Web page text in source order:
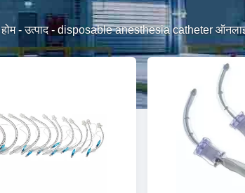
होम-उत्पाद- disposable anesthesia catheter ऑनलाइन